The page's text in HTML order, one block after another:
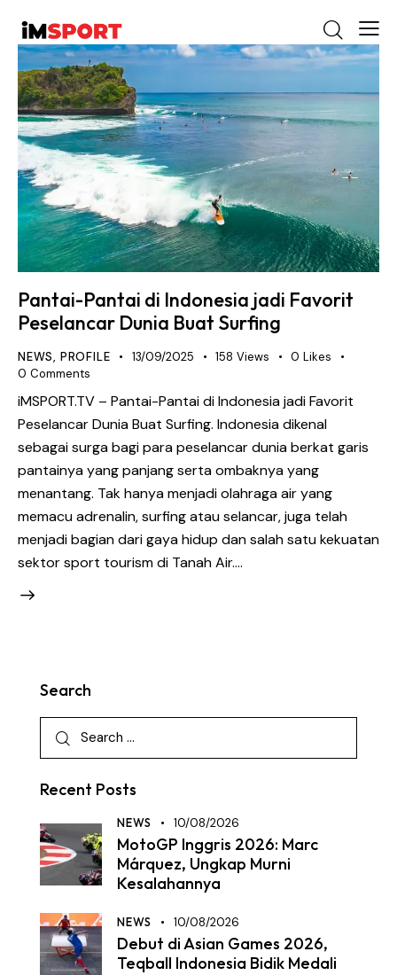
Pantai-Pantai di Indonesia jadi Favorit
Peselancar Dunia Buat Surfing
NEWS, PROFILE 13/09/2025 158 Views 0 Likes
0 Comments
iMSPORT.TV – Pantai-Pantai di Indonesia jadi Favorit
Peselancar Dunia Buat Surfing. Indonesia dikenal
sebagai surga bagi para peselancar dunia berkat garis
pantainya yang panjang serta ombaknya yang
menantang. Tak hanya menjadi olahraga air yang
memacu adrenalin, surfing atau selancar, juga telah
menjadi bagian dari gaya hidup dan salah satu kekuatan
sektor sport tourism di Tanah Air.…
Search
Recent Posts
NEWS 10/08/2026
MotoGP Inggris 2026: Marc
Márquez, Ungkap Murni
Kesalahannya
NEWS 10/08/2026
Debut di Asian Games 2026,
Teqball Indonesia Bidik Medali